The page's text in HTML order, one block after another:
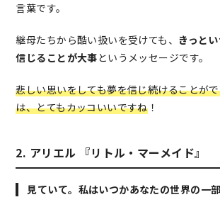
言葉です。
継母たちから酷い扱いを受けても、 きっと
信じることが大事というメッセージです。
悲しい思いをしても夢を信じ続けることが
は、とてもカッコいいですね！
2. アリエル 『リトル・マーメイド』
見ていて。私はいつかあなたの世界の一部